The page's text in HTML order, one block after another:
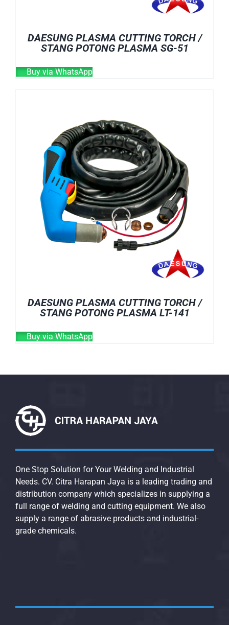
DAESUNG PLASMA CUTTING TORCH /
STANG POTONG PLASMA SG-51
Buy via WhatsApp
DAESUNG PLASMA CUTTING TORCH /
STANG POTONG PLASMA LT-141
Buy via WhatsApp
One Stop Solution for Your Welding and Industrial
Needs. CV. Citra Harapan Jaya is a leading trading and
distribution company which specializes in supplying a
full range of welding and cutting equipment. We also
supply a range of abrasive products and industrial-
grade chemicals.